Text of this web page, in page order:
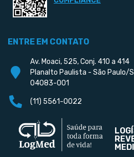
ENTRE EM CONTATO
Av. Moaci, 525, Conj. 410 a 414
Planalto Paulista - São Paulo/
04083-001
(11) 5561-0022